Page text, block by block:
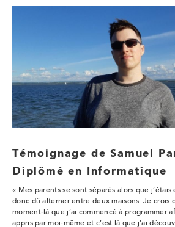
Témoignage de Samuel
Diplômé en Informatique
« Mes parents se sont séparés alors que j’étais
donc dû alterner entre deux maisons. Je crois
moment-là que j’ai commencé à programmer
appris par moi-même et c’est là que j’ai